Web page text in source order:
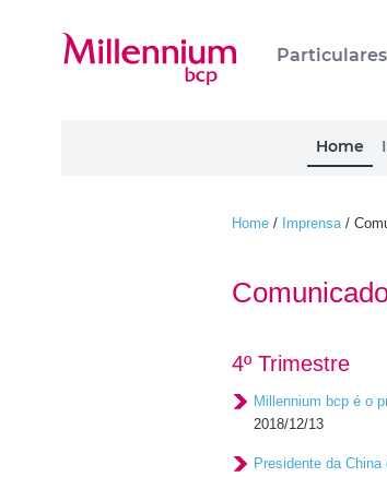
Particulares
Home
Home / Imprensa/
4º Trimestre
Millennium bcp é o
2018/12/13
Presidente da